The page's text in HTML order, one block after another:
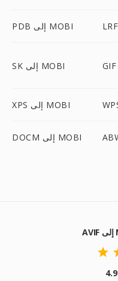
PDB إلى MOBI
SK إلى MOBI
XPS إلى MOBI
DOCM إلى MOBI
4.9